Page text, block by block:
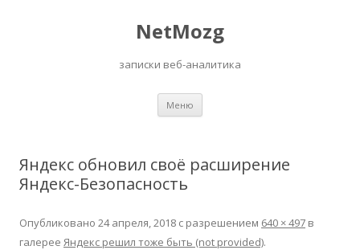
NetMozg
записки веб-аналитика
Меню
Яндекс обновил своё расширение
Яндекс-Безопасность
Опубликовано 24 апреля, 2018 с разрешением 640 × 497 в
галерее Яндекс решил тоже быть (not provided).